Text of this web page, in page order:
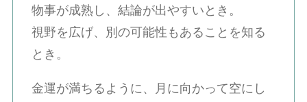
物事が成熟し、結論が出やすいとき。
視野を広げ、別の可能性もあることを知る
とき。
金運が満ちるように、月に向かって空にし